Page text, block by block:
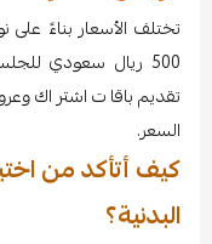
500 ريال سعودي
تقديم باقات اشتراك
السعر.
كيف أتأكد من
البدنية؟